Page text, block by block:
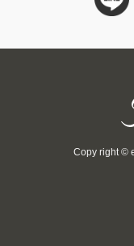
Copy right ©